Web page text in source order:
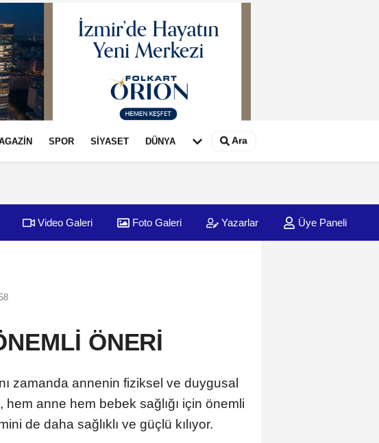
SPOR SİYASET DÜNYA Ara
Video Galeri Foto Galeri Yazarlar Üye Paneli
ÖNERİ
zamanda annenin fiziksel ve duygusal
anne hem bebek sağlığı için önemli
de daha sağlıklı ve güçlü kılıyor.